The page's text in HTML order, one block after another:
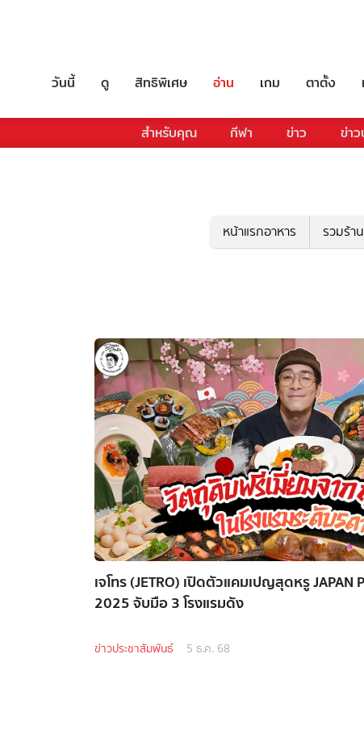
วันนี้ ดู สิทธิพิเศษ อ่าน เกม ตาตั้ง
สำหรับคุณ กีฬา ข่าว ข่า
หน้าแรกอาหาร รวมร้า
เจโทร (JETRO) เปิดตัวแคมเปญสุดหรู JAPAN
2025 จับมือ 3 โรงแรมดัง
ข่าวประชาสัมพันธ์ 5 ธ.ค. 68